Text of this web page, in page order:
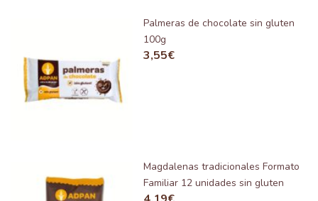
Palmeras de chocolate sin gluten
100g
3,55€
Magdalenas tradicionales Formato
Familiar 12 unidades sin gluten